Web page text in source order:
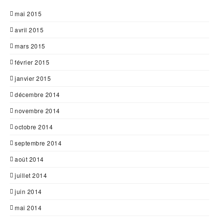
mai 2015
avril 2015
mars 2015
février 2015
janvier 2015
décembre 2014
novembre 2014
octobre 2014
septembre 2014
août 2014
juillet 2014
juin 2014
mai 2014